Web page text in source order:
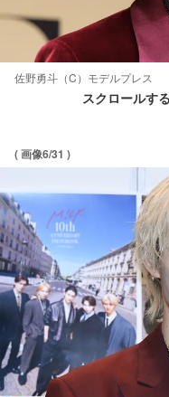
佐野勇斗（C）モデルプレス
スクロールす
( 画像6/31 )